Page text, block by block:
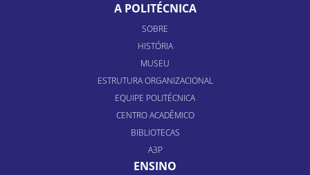
A POLITÉCNICA
SOBRE
HISTÓRIA
MUSEU
ESTRUTURA ORGANIZACIONAL
EQUIPE POLITÉCNICA
CENTRO ACADÊMICO
BIBLIOTECAS
A3P
ENSINO